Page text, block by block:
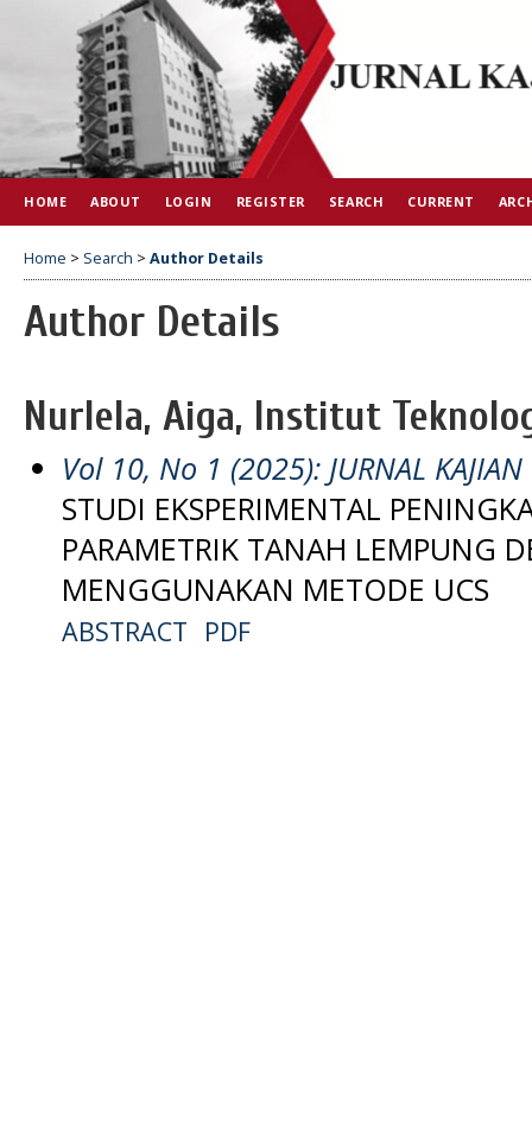
HOME ABOUT LOGIN REGISTER SEARCH CURRENT
Home > Search > Author Details
Author Details
Nurlela, Aiga, Institut
Vol 10, No 1 (2025): JURNAL KAJIAN
STUDI EKSPERIMENTAL
PARAMETRIK TANAH LEMPUNG
MENGGUNAKAN METODE UCS
ABSTRACT PDF